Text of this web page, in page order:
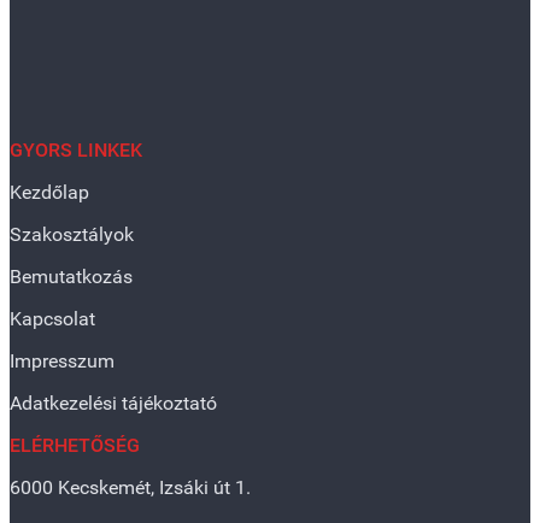
GYORS LINKEK
Kezdőlap
Szakosztályok
Bemutatkozás
Kapcsolat
Impresszum
Adatkezelési tájékoztató
ELÉRHETŐSÉG
6000 Kecskemét, Izsáki út 1.